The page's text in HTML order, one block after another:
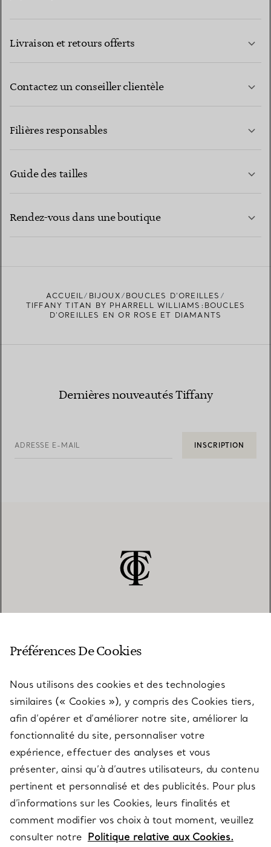
Livraison et retours offerts
Contactez un conseiller clientèle
Filières responsables
Guide des tailles
Rendez-vous dans une boutique
TROUVEZ LA BOUTIQUE LA PLUS PROCHE
ACCUEIL BIJOUX
BOUCLES D’OREILLES
TIFFANY TITAN BY PHARRELL WILLIAMS:BOUCLES
D’OREILLES EN OR ROSE ET DIAMANTS
Dernières nouveautés Tiffany
ADRESSE E-MAIL INSCRIPTION
SERVICES
À PROPOS
QUESTIONS LÉGALES
SUIVEZ-NOUS
Préférences De Cookies
Nous utilisons des cookies et des technologies
similaires (« Cookies »), y compris des Cookies tiers,
afin d’opérer et d’améliorer notre site, améliorer la
fonctionnalité du site, personnaliser votre
expérience, effectuer des analyses et vous
présenter, ainsi qu’à d’autres utilisateurs, du contenu
pertinent et personnalisé et des publicités. Pour plus
d’informations sur les Cookies, leurs finalités et
comment modifier vos choix à tout moment, veuillez
consulter notre Politique relative aux Cookies.